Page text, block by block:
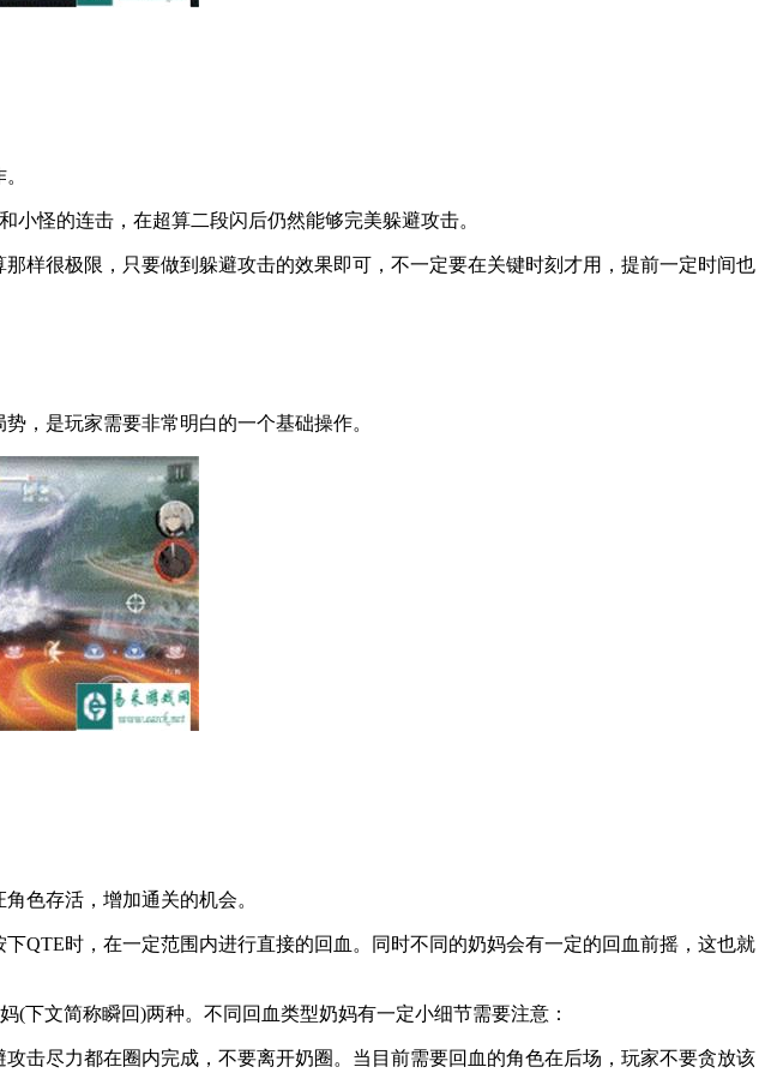
怪的连击，在超算二段闪后仍然能够完美躲避攻击。
样很极限，只要做到躲避攻击的效果即可，不一定要在关键时刻才用，提前一定时间也
，是玩家需要非常明白的一个基础操作。
色存活，增加通关的机会。
QTE时，在一定范围内进行直接的回血。同时不同的奶妈会有一定的回血前摇，这也就
下文简称瞬回)两种。不同回血类型奶妈有一定小细节需要注意：
击尽力都在圈内完成，不要离开奶圈。当目前需要回血的角色在后场，玩家不要贪放该